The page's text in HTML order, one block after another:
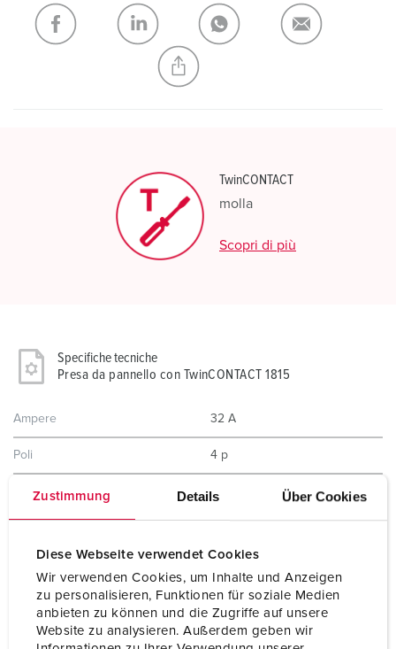
Zustimmung Details Über Cookies
Diese Webseite verwendet Cookies
Wir verwenden Cookies, um Inhalte und Anzeigen
zu personalisieren, Funktionen für soziale Medien
anbieten zu können und die Zugriffe auf unsere
Website zu analysieren. Außerdem geben wir
CREA NUOVA LISTA
TwinCONTACT
molla
Scopri di più
Specifiche tecniche
Presa da pannello con TwinCONTACT 1815
Ampere 32 A
Poli 4 p
Voltaggio 500 V
Tecnologie di collegamento senza vite - TwinCONTACT
Contatti standard